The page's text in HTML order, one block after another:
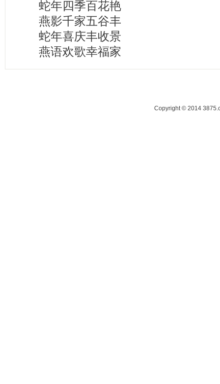
蛇年四季百花艳
燕影千家五谷丰
蛇年喜庆丰收景
燕语欢歌幸福家
Copyright © 2014